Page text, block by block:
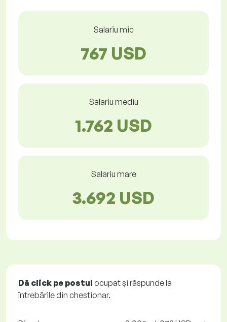
Salariu mic
767 USD
Salariu mediu
1.762 USD
Salariu mare
3.692 USD
Dă click pe postul ocupat și răspunde la
întrebările din chestionar.